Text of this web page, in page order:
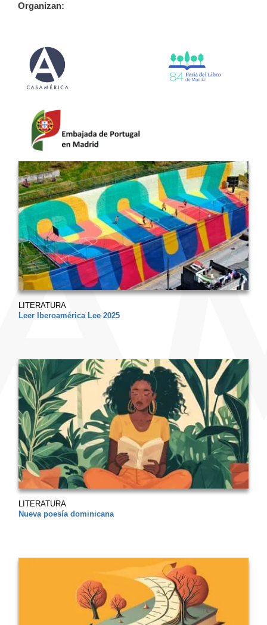
Organizan:
LITERATURA
Leer Iberoamérica Lee 2025
LITERATURA
Nueva poesía dominicana